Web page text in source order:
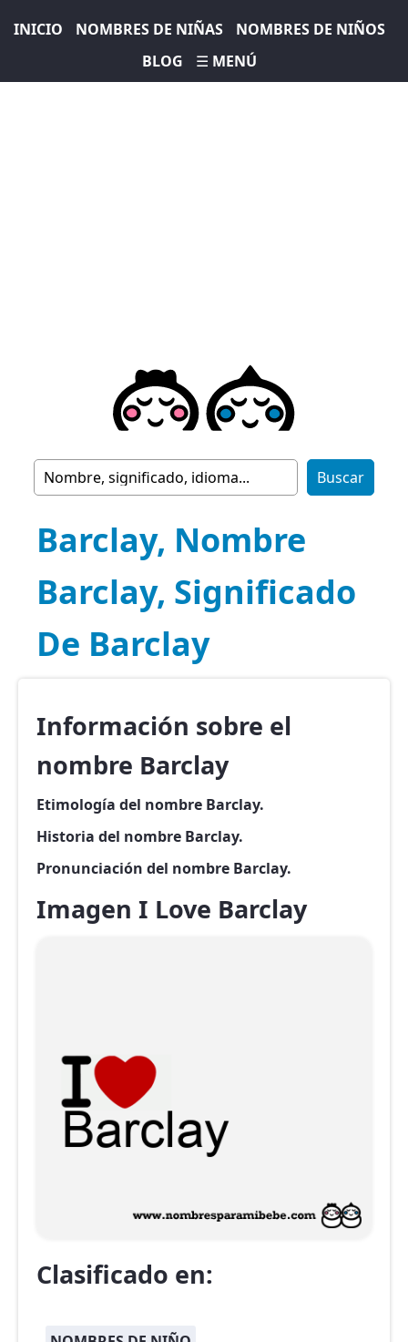
INICIO NOMBRES DE NIÑAS
NOMBRES DE NIÑOS
BLOG
☰ MENÚ
Barclay, Nombre
Barclay, Significado
De Barclay
Información sobre el
nombre Barclay
Etimología del nombre Barclay.
Historia del nombre Barclay.
Pronunciación del nombre Barclay.
Imagen I Love Barclay
Clasificado en: